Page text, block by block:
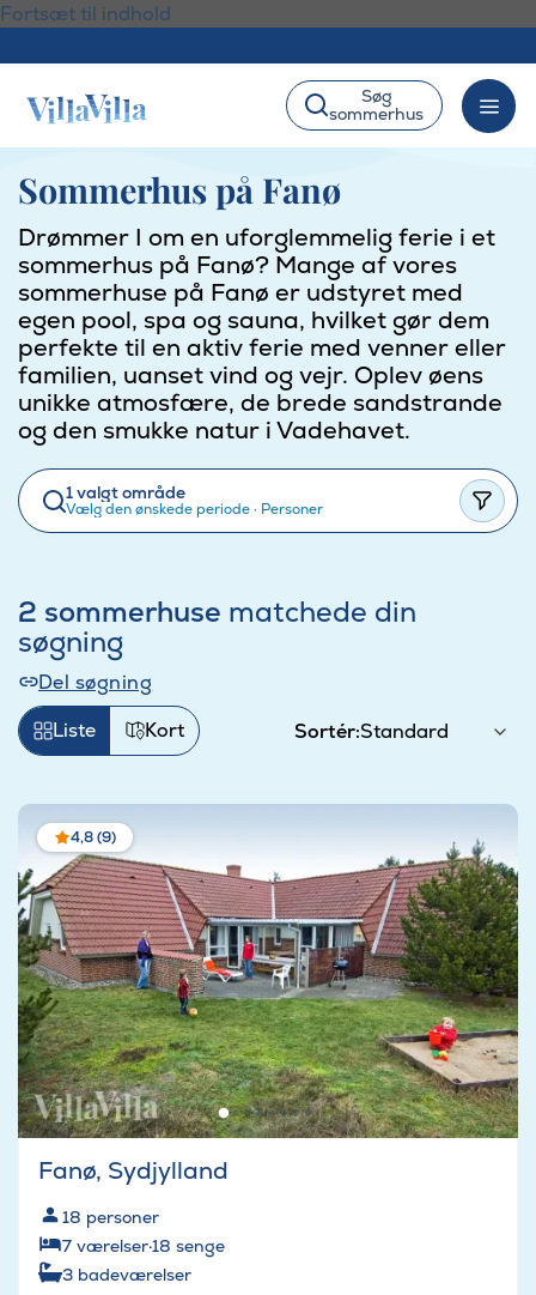
Fortsæt til indhold
Søg
sommerhus
Sommerhus på Fanø
Drømmer I om en uforglemmelig ferie i et
sommerhus på Fanø? Mange af vores
sommerhuse på Fanø er udstyret med
egen pool, spa og sauna, hvilket gør dem
perfekte til en aktiv ferie med venner eller
familien, uanset vind og vejr. Oplev øens
unikke atmosfære, de brede sandstrande
og den smukke natur i Vadehavet.
1 valgt område
Vælg den ønskede periode· Personer
2 sommerhuse matchede din
søgning
Del søgning
Sortér:
Liste Kort
4,8 (9)
Fanø, Sydjylland
18 personer
7 værelser·18 senge
3 badeværelser